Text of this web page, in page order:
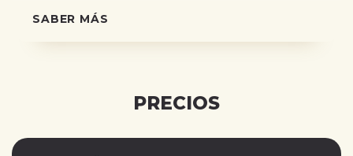
SABER MÁS
PRECIOS